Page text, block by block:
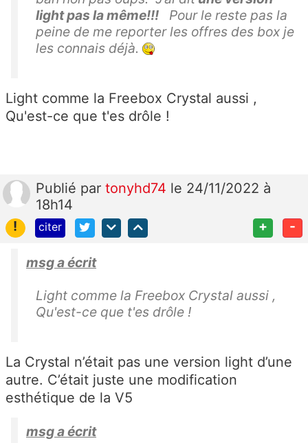
light pas la même!!! Pour le reste pas la
peine de me reporter les offres des box je
les connais déjà.
Light comme la Freebox Crystal aussi ,
Qu'est-ce que t'es drôle !
Publié par tonyhd74 le 24/11/2022 à
18h14
!
citer + -
msg a écrit
Light comme la Freebox Crystal aussi ,
Qu'est-ce que t'es drôle !
La Crystal n’était pas une version light d’une
autre. C’était juste une modification
esthétique de la V5
msg a écrit